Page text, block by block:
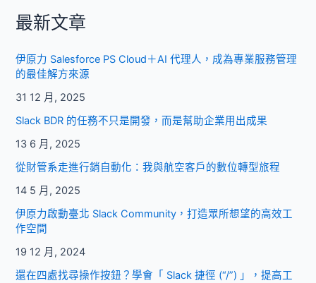
屬
｜
×
投
資
×
體
驗
晚
最新文章
伊原力 Salesforce PS Cloud＋AI 代理人，成為專業服務管理
的最佳解方來源
31 12 月, 2025
Slack BDR 的任務不只是開發，而是幫助企業用出成果
13 6 月, 2025
從財管系走進行銷自動化：我與航空客戶的數位轉型旅程
14 5 月, 2025
伊原力啟動臺北 Slack Community，打造眾所想望的高效工
作空間
19 12 月, 2024
還在四處找尋操作按鈕？學會「 Slack 捷徑 (“/”) 」，提高工